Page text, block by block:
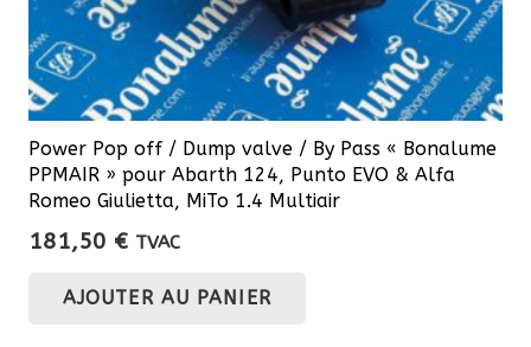
produit
Power Pop off / Dump valve / By Pass « Bonalume
PPMAIR » pour Abarth 124, Punto EVO & Alfa
Romeo Giulietta, MiTo 1.4 Multiair
181,50 € TVAC
AJOUTER AU PANIER